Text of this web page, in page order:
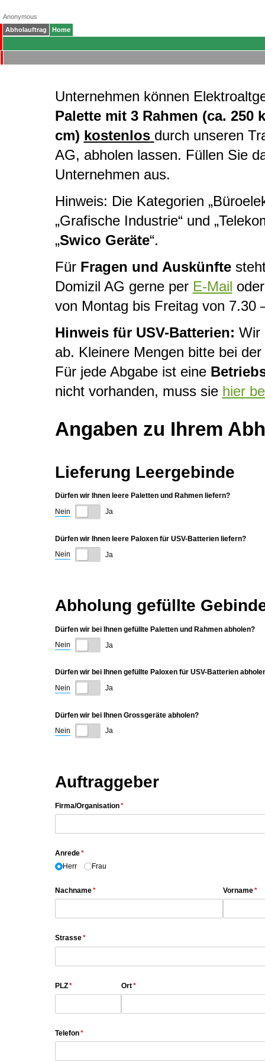
Anonymous
Abholauftrag
Home
Unternehmen können
Palette mit 3 Rahmen (ca. 250
cm) kostenlos durch unseren
AG, abholen lassen. Füllen Sie
Unternehmen aus.
Hinweis: Die Kategorien
„Grafische Industrie“ und
„Swico Geräte“.
Für Fragen und Auskünfte
Domizil AG gerne per E-Mail
von Montag bis Freitag von 7.30
Hinweis für USV-Batterien: Wir
ab. Kleinere Mengen bitte bei
Für jede Abgabe ist eine
nicht vorhanden, muss sie hier
Angaben zu Ihrem
Lieferung Leergebinde
Dürfen wir Ihnen leere Paletten und Rahmen liefern?
Nein
Ja
Dürfen wir Ihnen leere Paloxen für USV-Batterien liefern?
Nein
Ja
Abholung gefüllte
Dürfen wir bei Ihnen gefüllte Paletten und Rahmen abholen?
Nein
Ja
Dürfen wir bei Ihnen gefüllte Paloxen für USV-Batterien
Nein
Ja
Dürfen wir bei Ihnen Grossgeräte abholen?
Nein
Ja
Auftraggeber
Firma/​Organisation*
(erforderlich)
Anrede*
(erforderlich)
Herr
Frau
Nachname*
(erforderlich) Vorname*
Strasse*
(erforderlich)
PLZ*
(erforderlich) Ort*
(erforderlich)
Telefon*
(erforderlich)